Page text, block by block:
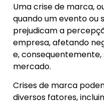
Uma crise de marca,
quando um evento ou
prejudicam a
empresa, afetando
e,
mercado.
Crises de marca
diversos fatores,